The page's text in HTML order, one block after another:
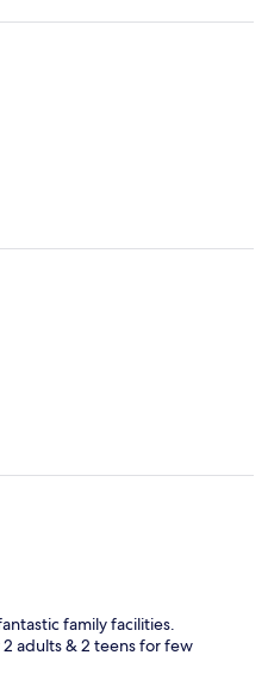
family facilities.
adults & 2 teens for few